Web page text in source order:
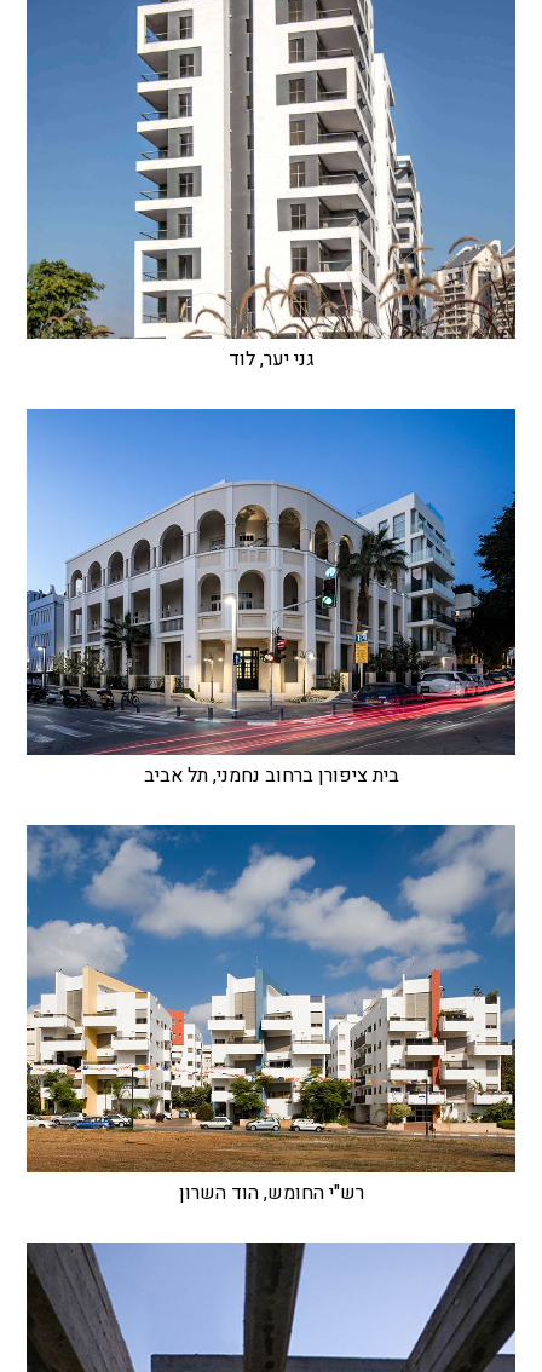
גני יער, לוד
בית ציפורן ברחוב נחמני, תל אביב
רש"י החומש, הוד השרון